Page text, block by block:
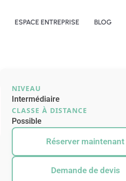
ESPACE ENTREPRISE BLOG
NIVEAU
Intermédiaire
CLASSE À DISTANCE
Possible
Réserver maintenant
Demande de devis